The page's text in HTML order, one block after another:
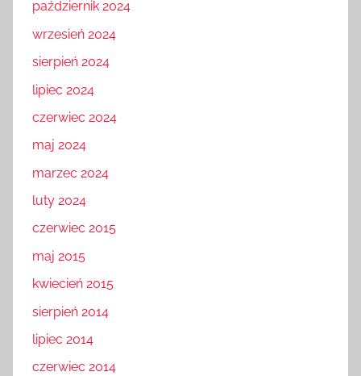
październik 2024
wrzesień 2024
sierpień 2024
lipiec 2024
czerwiec 2024
maj 2024
marzec 2024
luty 2024
czerwiec 2015
maj 2015
kwiecień 2015
sierpień 2014
lipiec 2014
czerwiec 2014